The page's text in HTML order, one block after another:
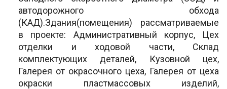
автодорожного обхода
(КАД).Здания(помещения) рассматриваемые
в проекте: Административный корпус, Цех
отделки и ходовой части, Склад
комплектующих деталей, Кузовной цех,
Галерея от окрасочного цеха, Галерея от цеха
окраски пластмассовых изделий,